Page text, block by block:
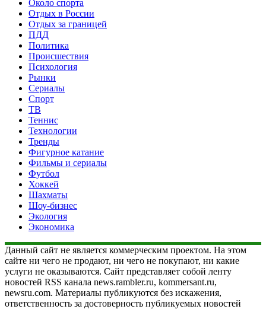
Около спорта
Отдых в России
Отдых за границей
ПДД
Политика
Происшествия
Психология
Рынки
Сериалы
Спорт
ТВ
Теннис
Технологии
Тренды
Фигурное катание
Фильмы и сериалы
Футбол
Хоккей
Шахматы
Шоу-бизнес
Экология
Экономика
Данный сайт не является коммерческим проектом. На этом
сайте ни чего не продают, ни чего не покупают, ни какие
услуги не оказываются. Сайт представляет собой ленту
новостей RSS канала news.rambler.ru, kommersant.ru,
newsru.com. Материалы публикуются без искажения,
ответственность за достоверность публикуемых новостей